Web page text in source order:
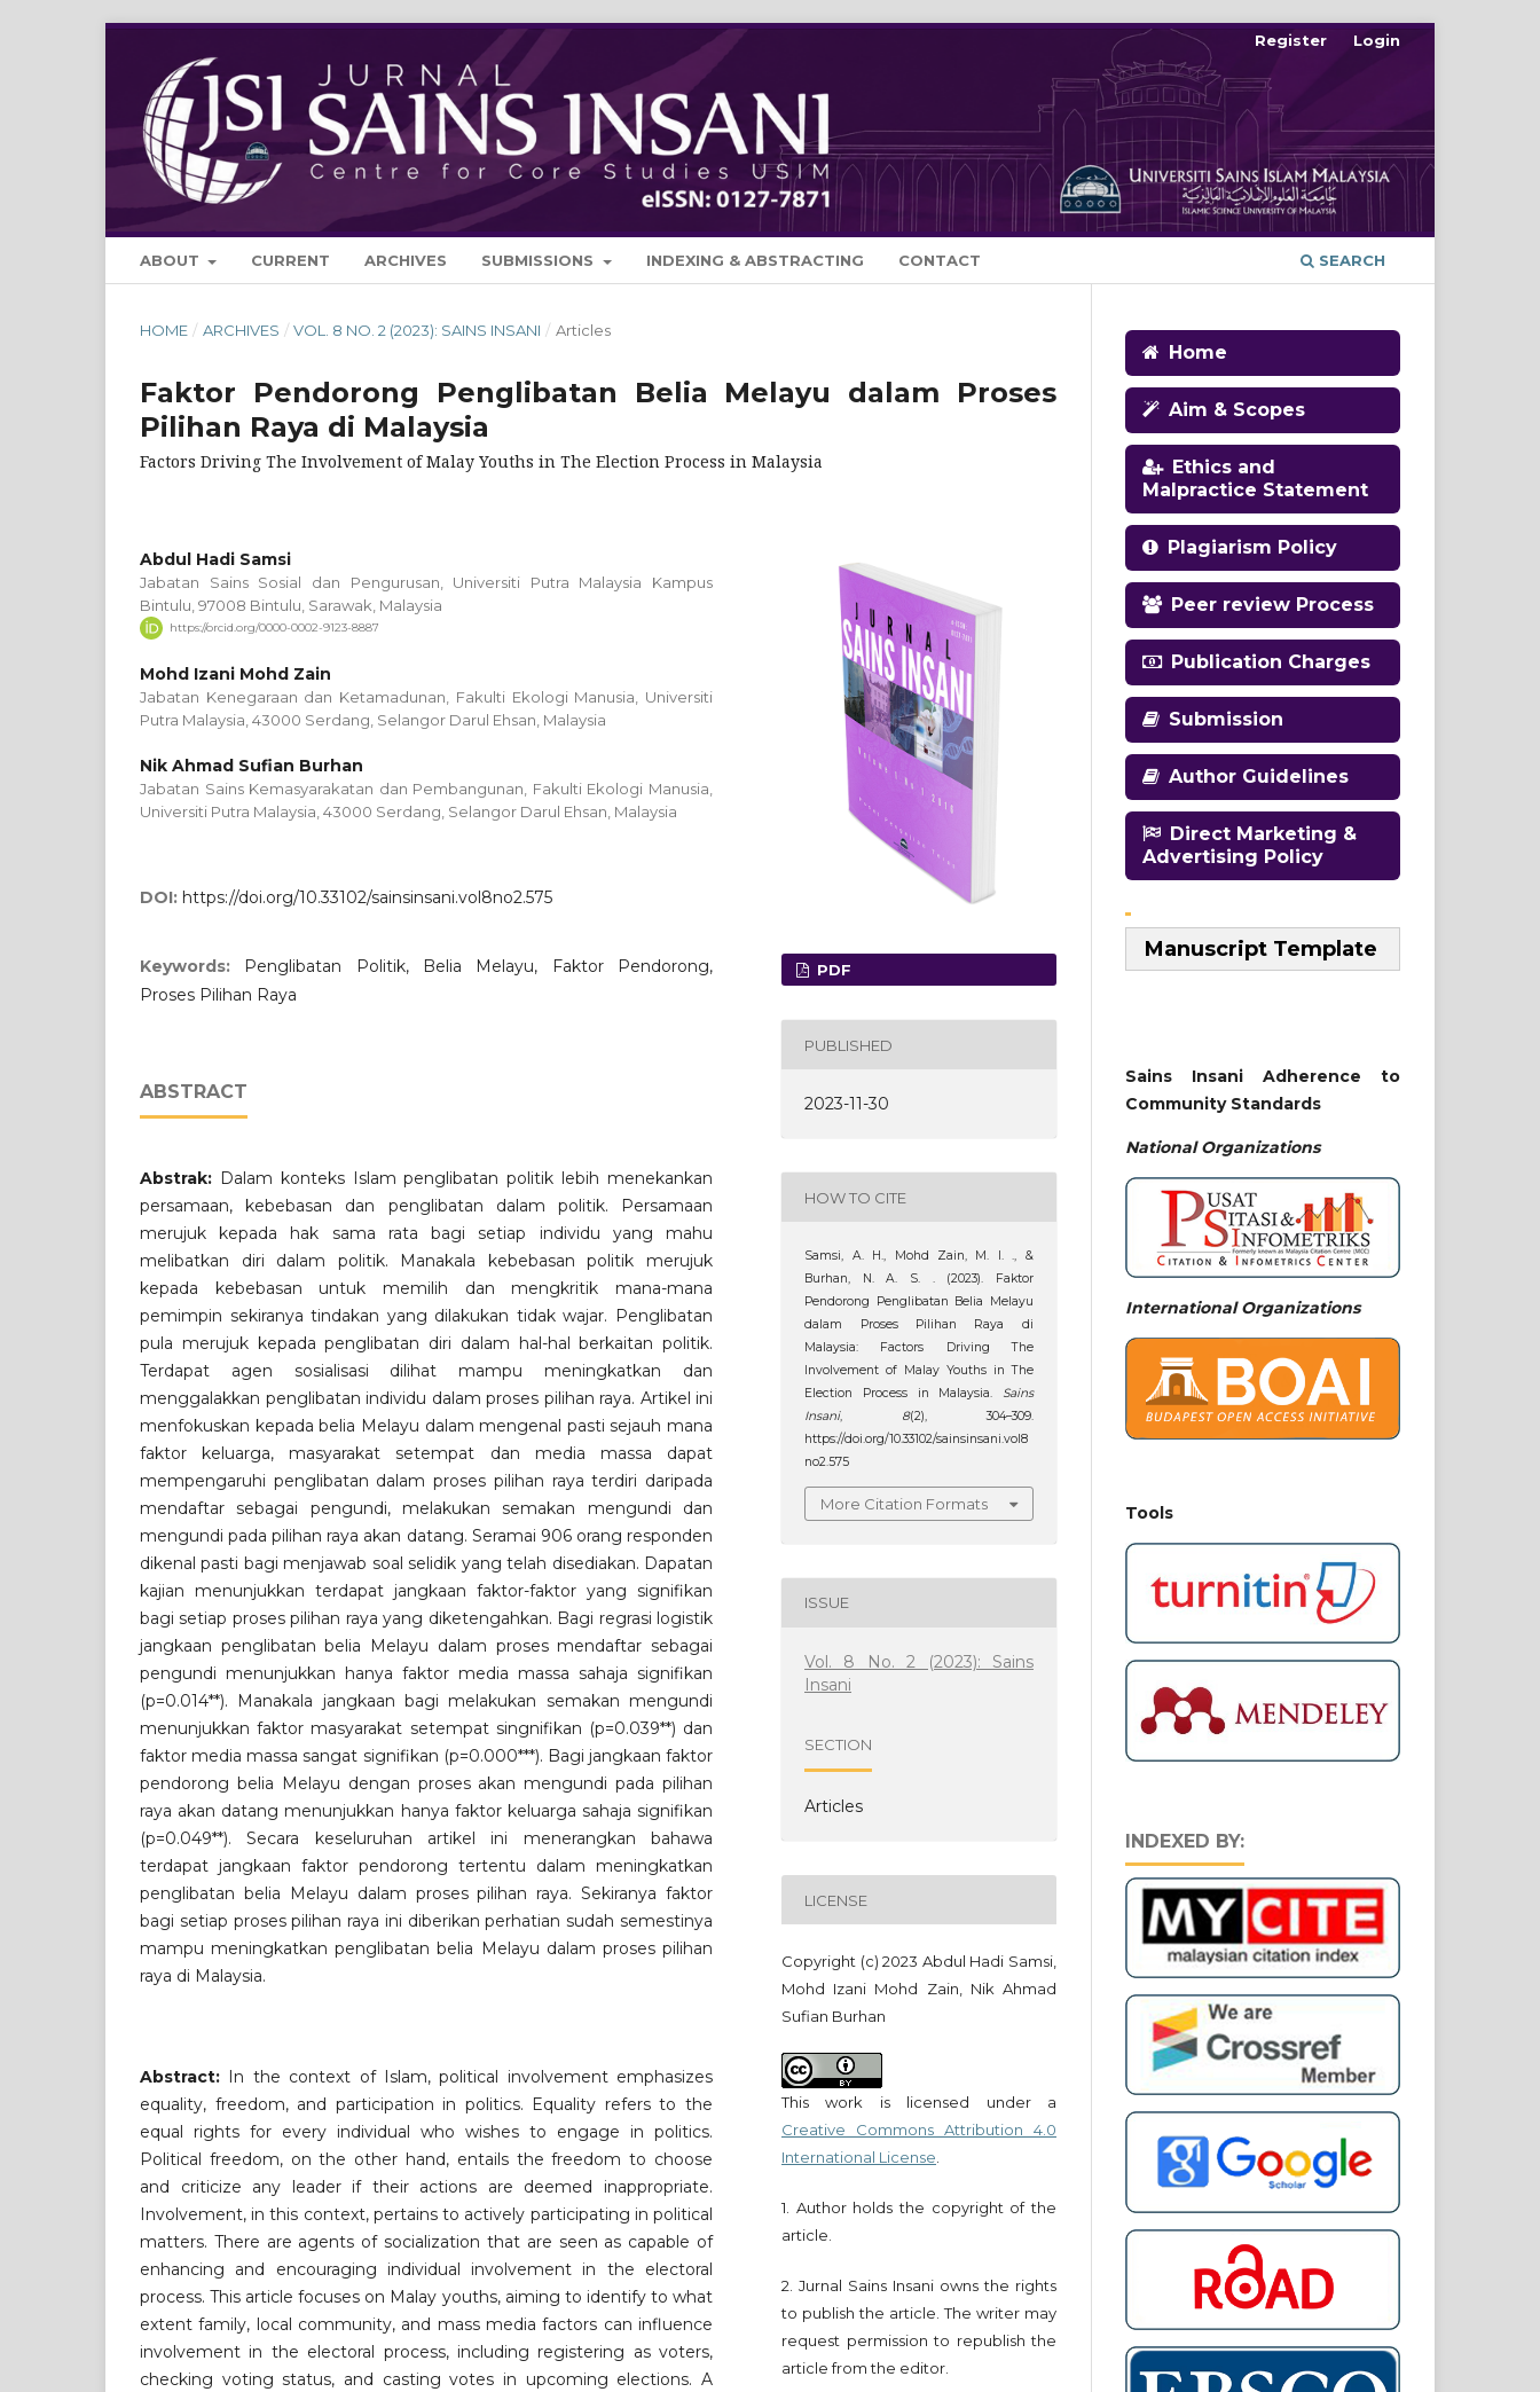
ABOUT CURRENT ARCHIVES SUBMISSIONS INDEXING & ABSTRACTING CONTACT SEARCH
Register Login
HOME / ARCHIVES / VOL. 8 NO. 2 (2023): SAINS INSANI / Articles
Faktor Pendorong Penglibatan Belia Melayu dalam Proses
Pilihan Raya di Malaysia
Factors Driving The Involvement of Malay Youths in The Election Process in Malaysia
Abdul Hadi Samsi
Jabatan Sains Sosial dan Pengurusan, Universiti Putra Malaysia Kampus
Bintulu, 97008 Bintulu, Sarawak, Malaysia
https://orcid.org/0000-0002-9123-8887
Mohd Izani Mohd Zain
Jabatan Kenegaraan dan Ketamadunan, Fakulti Ekologi Manusia, Universiti
Putra Malaysia, 43000 Serdang, Selangor Darul Ehsan, Malaysia
Nik Ahmad Sufian Burhan
Jabatan Sains Kemasyarakatan dan Pembangunan, Fakulti Ekologi Manusia,
Universiti Putra Malaysia, 43000 Serdang, Selangor Darul Ehsan, Malaysia
DOI: https://doi.org/10.33102/sainsinsani.vol8no2.575
Keywords:
Penglibatan Politik, Belia Melayu, Faktor Pendorong,
Proses Pilihan Raya
ABSTRACT
Abstrak: Dalam konteks Islam penglibatan politik lebih menekankan
persamaan, kebebasan dan penglibatan dalam politik. Persamaan
merujuk kepada hak sama rata bagi setiap individu yang mahu
melibatkan diri dalam politik. Manakala kebebasan politik merujuk
kepada kebebasan untuk memilih dan mengkritik mana-mana
pemimpin sekiranya tindakan yang dilakukan tidak wajar. Penglibatan
pula merujuk kepada penglibatan diri dalam hal-hal berkaitan politik.
Terdapat agen sosialisasi dilihat mampu meningkatkan dan
menggalakkan penglibatan individu dalam proses pilihan raya. Artikel ini
menfokuskan kepada belia Melayu dalam mengenal pasti sejauh mana
faktor keluarga, masyarakat setempat dan media massa dapat
mempengaruhi penglibatan dalam proses pilihan raya terdiri daripada
mendaftar sebagai pengundi, melakukan semakan mengundi dan
mengundi pada pilihan raya akan datang. Seramai 906 orang responden
dikenal pasti bagi menjawab soal selidik yang telah disediakan. Dapatan
kajian menunjukkan terdapat jangkaan faktor-faktor yang signifikan
bagi setiap proses pilihan raya yang diketengahkan. Bagi regrasi logistik
jangkaan penglibatan belia Melayu dalam proses mendaftar sebagai
pengundi menunjukkan hanya faktor media massa sahaja signifikan
(p=0.014**). Manakala jangkaan bagi melakukan semakan mengundi
menunjukkan faktor masyarakat setempat singnifikan (p=0.039**) dan
faktor media massa sangat signifikan (p=0.000***). Bagi jangkaan faktor
pendorong belia Melayu dengan proses akan mengundi pada pilihan
raya akan datang menunjukkan hanya faktor keluarga sahaja signifikan
(p=0.049**). Secara keseluruhan artikel ini menerangkan bahawa
terdapat jangkaan faktor pendorong tertentu dalam meningkatkan
penglibatan belia Melayu dalam proses pilihan raya. Sekiranya faktor
bagi setiap proses pilihan raya ini diberikan perhatian sudah semestinya
mampu meningkatkan penglibatan belia Melayu dalam proses pilihan
raya di Malaysia.
Abstract: In the context of Islam, political involvement emphasizes
equality, freedom, and participation in politics. Equality refers to the
equal rights for every individual who wishes to engage in politics.
Political freedom, on the other hand, entails the freedom to choose
and criticize any leader if their actions are deemed inappropriate.
Involvement, in this context, pertains to actively participating in political
matters. There are agents of socialization that are seen as capable of
enhancing and encouraging individual involvement in the electoral
process. This article focuses on Malay youths, aiming to identify to what
extent family, local community, and mass media factors can influence
involvement in the electoral process, including registering as voters,
checking voting status, and casting votes in upcoming elections. A
PDF
PUBLISHED
2023-11-30
HOW TO CITE
Samsi, A. H., Mohd Zain, M. I. ., &
Burhan, N. A. S. . (2023). Faktor
Pendorong Penglibatan Belia Melayu
dalam Proses Pilihan Raya di
Malaysia: Factors Driving The
Involvement of Malay Youths in The
Election Process in Malaysia. Sains
Insani, 8(2), 304–309.
https://doi.org/10.33102/sainsinsani.vol8
no2.575
More Citation Formats
ISSUE
Vol. 8 No. 2 (2023): Sains
Insani
SECTION
Articles
LICENSE
Copyright (c) 2023 Abdul Hadi Samsi,
Mohd Izani Mohd Zain, Nik Ahmad
Sufian Burhan
This work is licensed under a
Creative Commons Attribution 4.0
International License
1. Author holds the copyright of the
article.
2. Jurnal Sains Insani owns the rights
to publish the article. The writer may
request permission to republish the
article from the editor.
Home
Aim & Scopes
Ethics and
Malpractice Statement
Plagiarism Policy
Peer review Process
Publication Charges
Submission
Author Guidelines
Direct Marketing &
Advertising Policy
Manuscript Template
Sains Insani Adherence to
Community Standards
National Organizations
International Organizations
Tools
INDEXED BY: